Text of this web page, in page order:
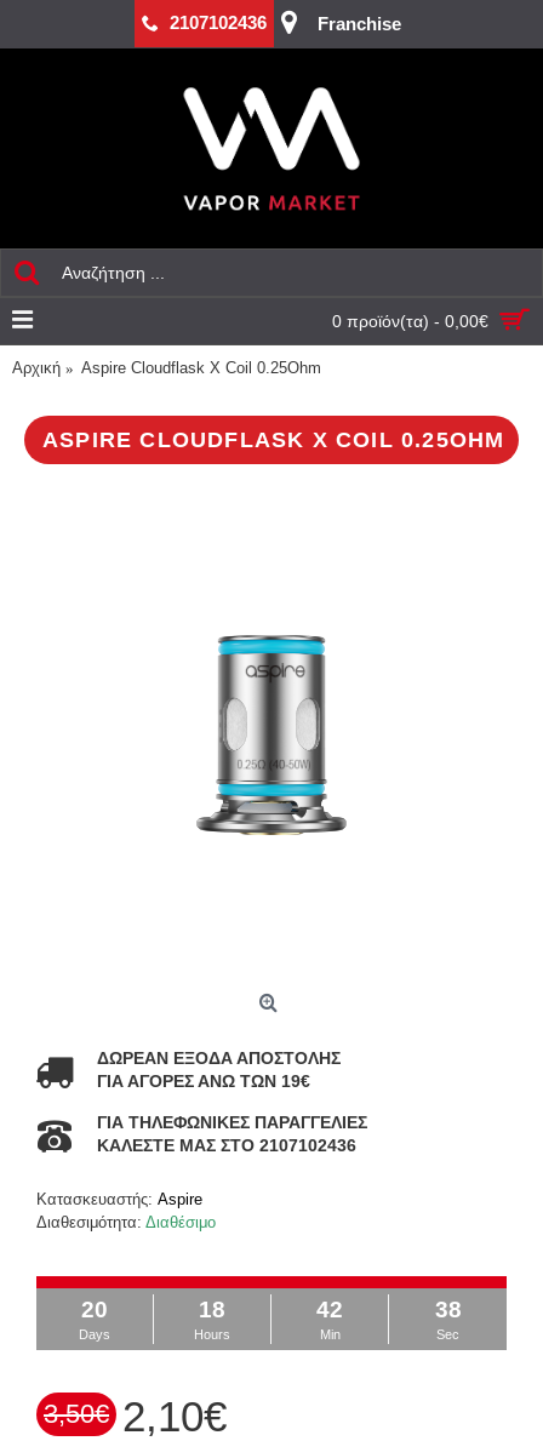
2107102436 Franchise
0 προϊόν(τα) - 0,00€
Αρχική Aspire Cloudflask X Coil 0.25Ohm
ASPIRE CLOUDFLASK X COIL 0.25OHM
ΔΩΡΕΑΝ ΕΞΟΔΑ ΑΠΟΣΤΟΛΗΣ
ΓΙΑ ΑΓΟΡΕΣ ΑΝΩ ΤΩΝ 19€
ΓΙΑ ΤΗΛΕΦΩΝΙΚΕΣ ΠΑΡΑΓΓΕΛΙΕΣ
ΚΑΛΕΣΤΕ ΜΑΣ ΣΤΟ 2107102436
Κατασκευαστής: Aspire
Διαθεσιμότητα: Διαθέσιμο
20
Days
18
Hours
42
Min
37
Sec
3,50€ 2,10€